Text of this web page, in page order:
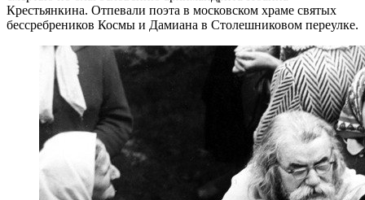
Крестьянкина. Отпевали поэта в московском храме святых
бессребреников Космы и Дамиана в Столешниковом переулке.